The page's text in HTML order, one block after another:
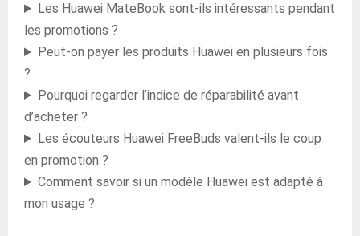
Les Huawei MateBook sont-ils intéressants pendant
les promotions ?
Peut-on payer les produits Huawei en plusieurs fois
?
Pourquoi regarder l’indice de réparabilité avant
d’acheter ?
Les écouteurs Huawei FreeBuds valent-ils le coup
en promotion ?
Comment savoir si un modèle Huawei est adapté à
mon usage ?